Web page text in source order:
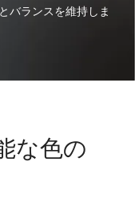
バランスを維持しま
な色の